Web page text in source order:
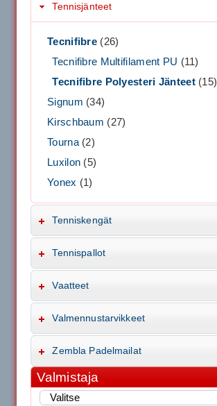
Tennisjänteet
Tecnifibre (26)
Tecnifibre Multifilament PU (11)
Tecnifibre Polyesteri Jänteet(15)
Signum (34)
Kirschbaum (27)
Tourna(2)
Luxilon (5)
Yonex (1)
Tenniskengät
Tennispallot
Vaatteet
Valmennustarvikkeet
Zembla Padelmailat
Valmistaja